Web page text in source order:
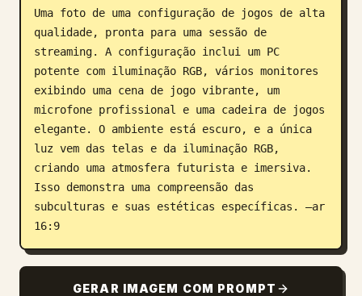
Atualizações
Uma foto de uma configuração de jogos de alta
qualidade, pronta para uma sessão de
streaming. A configuração inclui um PC
potente com iluminação RGB, vários monitores
exibindo uma cena de jogo vibrante, um
microfone profissional e uma cadeira de jogos
elegante. O ambiente está escuro, e a única
luz vem das telas e da iluminação RGB,
criando uma atmosfera futurista e imersiva.
Isso demonstra uma compreensão das
subculturas e suas estéticas específicas. –ar
16:9
GERAR IMAGEM COM PROMPT